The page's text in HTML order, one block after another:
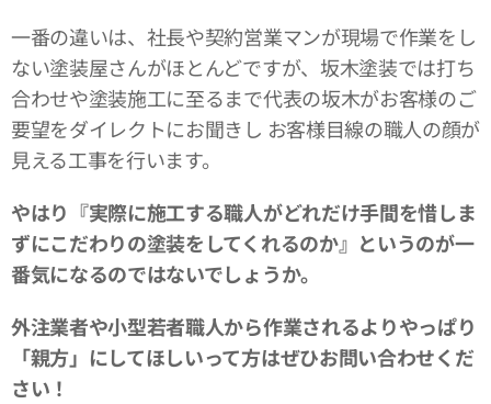
一番の違いは、社長や契約営業マンが現場で作業をし
ない塗装屋さんがほとんどですが、坂木塗装では打ち
合わせや塗装施工に至るまで代表の坂木がお客様のご
要望をダイレクトにお聞きし お客様目線の職人の顔が
見える工事を行います。
やはり『実際に施工する職人がどれだけ手間を惜しま
ずにこだわりの塗装をしてくれるのか』というのが一
番気になるのではないでしょうか。
外注業者や小型若者職人から作業されるよりやっぱり
「親方」にしてほしいって方はぜひお問い合わせくだ
さい！